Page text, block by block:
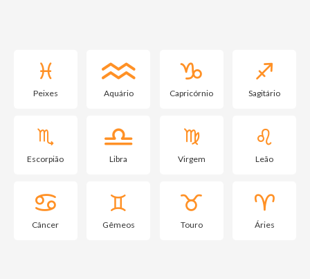
Peixes Aquário Capricórnio Sagitário
Escorpião Libra Virgem Leão
Câncer Gêmeos Touro Áries